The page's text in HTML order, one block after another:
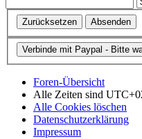
Foren-Übersicht
Alle Zeiten sind
Alle Cookies löschen
Datenschutzerklärung
Impressum